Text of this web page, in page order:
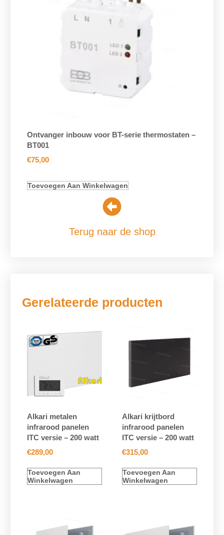
Ontvanger inbouw voor BT-serie thermostaten –
BT001
€75,00
Toevoegen Aan Winkelwagen
Terug naar de shop
Gerelateerde producten
Alkari metalen
infrarood panelen
ITC versie – 200 watt
€289,00
Toevoegen Aan
Winkelwagen
Alkari krijtbord
infrarood panelen
ITC versie – 200 watt
€315,00
Toevoegen Aan
Winkelwagen